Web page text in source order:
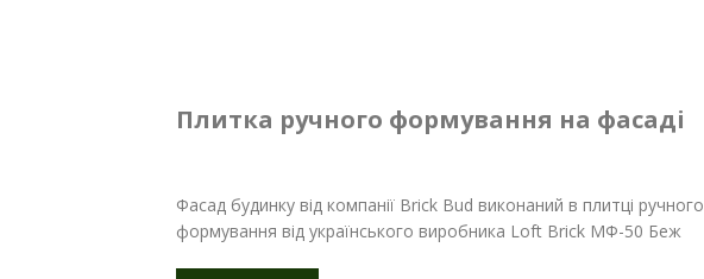
Плитка ручного формування на фасаді
Фасад будинку від компанії Brick Bud виконаний в плитці ручного
формування від українського виробника Loft Brick МФ-50 Беж